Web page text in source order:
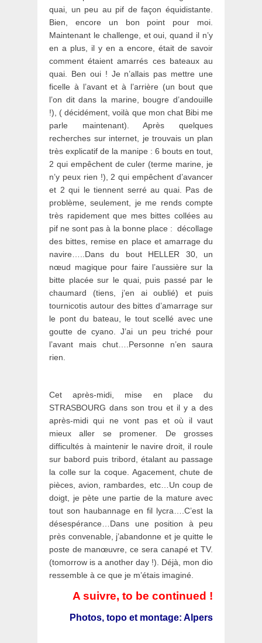
quai, un peu au pif de façon équidistante.
Bien, encore un bon point pour moi.
Maintenant le challenge, et oui, quand il n’y
en a plus, il y en a encore, était de savoir
comment étaient amarrés ces bateaux au
quai. Ben oui ! Je n’allais pas mettre une
ficelle à l’avant et à l’arrière (un bout que
l’on dit dans la marine, bougre d’andouille
!), ( décidément, voilà que mon chat Bibi me
parle maintenant). Après quelques
recherches sur internet, je trouvais un plan
très explicatif de la manipe : 6 bouts en tout,
2 qui empêchent de culer (terme marine, je
n’y peux rien !), 2 qui empêchent d’avancer
et 2 qui le tiennent serré au quai. Pas de
problème, seulement, je me rends compte
très rapidement que mes bittes collées au
pif ne sont pas à la bonne place : décollage
des bittes, remise en place et amarrage du
navire…..Dans du bout HELLER 30, un
nœud magique pour faire l’aussière sur la
bitte placée sur le quai, puis passé par le
chaumard (tiens, j’en ai oublié) et puis
tournicotis autour des bittes d’amarrage sur
le pont du bateau, le tout scellé avec une
goutte de cyano. J’ai un peu triché pour
l’avant mais chut….Personne n’en saura
rien.
Cet après-midi, mise en place du
STRASBOURG dans son trou et il y a des
après-midi qui ne vont pas et où il vaut
mieux aller se promener. De grosses
difficultés à maintenir le navire droit, il roule
sur babord puis tribord, étalant au passage
la colle sur la coque. Agacement, chute de
pièces, avion, rambardes, etc…Un coup de
doigt, je pète une partie de la mature avec
tout son haubannage en fil lycra….C’est la
désespérance…Dans une position à peu
près convenable, j’abandonne et je quitte le
poste de manœuvre, ce sera canapé et TV.
(tomorrow is a another day !). Déjà, mon dio
ressemble à ce que je m’étais imaginé.
A suivre, to be continued !
Photos, topo et montage: Alpers